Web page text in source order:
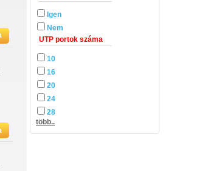
Igen
Nem
UTP portok száma
10
16
20
24
28
több..